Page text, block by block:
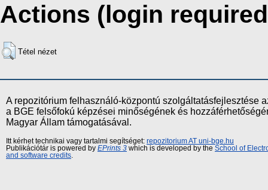
Actions (login
Tétel nézet
A repozitórium felhasználó-központú szolgáltatásfejlesztése
a BGE felsőfokú képzései minőségének és
Magyar Állam támogatásával.
Itt kérhet technikai vagy tartalmi segítséget: repozitorium AT uni-bge.hu
Publikációtár is powered by EPrints 3 which is developed by the School of
and software credits